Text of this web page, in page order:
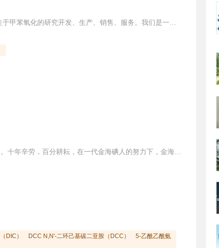
DIC） DCC N,N'-二环己基碳二亚胺（DCC）
5-乙酰乙酰氨